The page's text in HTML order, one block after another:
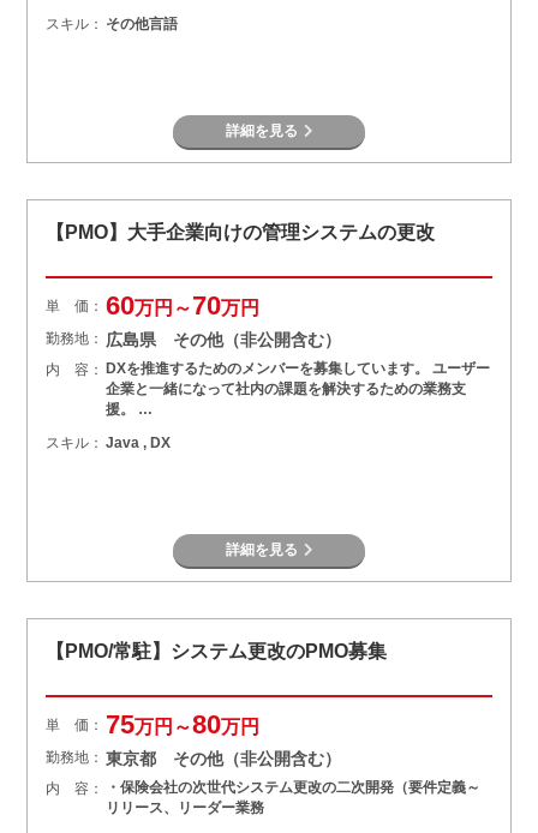
スキル： その他言語
詳細を見る
【PMO】大手企業向けの管理システムの更改
単 価： 60万円～70万円
勤務地： 広島県 その他（非公開含む）
内 容：
DXを推進するためのメンバーを募集しています。 ユーザー
企業と一緒になって社内の課題を解決するための業務支
援。 …
スキル： Java , DX
詳細を見る
【PMO/常駐】システム更改のPMO募集
単 価： 75万円～80万円
勤務地： 東京都 その他（非公開含む）
内 容：
・保険会社の次世代システム更改の二次開発（要件定義～
リリース、リーダー業務